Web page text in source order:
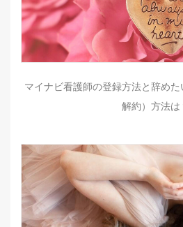
マイナビ看護師の登録方法と辞めた
解約）方法は